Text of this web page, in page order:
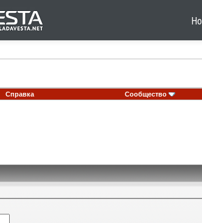
Справка Сообщество